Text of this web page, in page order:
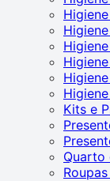
Kits e
Quarto